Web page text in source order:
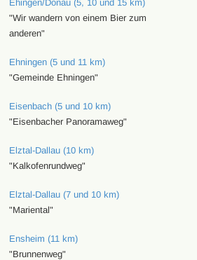
Ehingen/Donau (5, 10 und 15 km)
"Wir wandern von einem Bier zum
anderen"
Ehningen (5 und 11 km)
"Gemeinde Ehningen"
Eisenbach (5 und 10 km)
"Eisenbacher Panoramaweg"
Elztal-Dallau (10 km)
"Kalkofenrundweg"
Elztal-Dallau (7 und 10 km)
"Mariental"
Ensheim (11 km)
"Brunnenweg"